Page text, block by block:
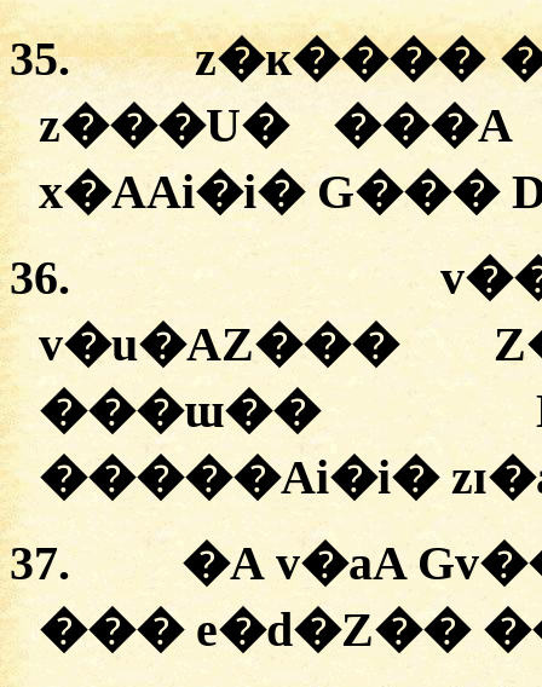
35.
z�ĸ����
z���U�
x�AAi�i� G���
36.
v�u�AZ���
���ɯ��
�����Ai�i�
37.
�A v�aA
��� e�d�Z��